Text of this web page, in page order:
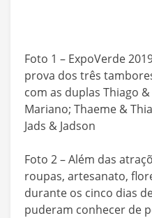
Foto 1 – ExpoVerde
prova dos três
com as duplas Thiago
Mariano; Thaeme &
Jads & Jadson
Foto 2 – Além das
roupas, artesanato,
durante os cinco dias
puderam conhecer de